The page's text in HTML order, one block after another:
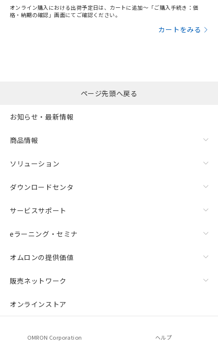
オンライン購入における出荷予定日は、カートに追加～「ご購入手続き：価
格・納期の確認」画面にてご確認ください。
カートをみる
ページ先頭へ戻る
お知らせ・最新情報
商品情報
ソリューション
ダウンロードセンタ
サービスサポート
eラーニング・セミナ
オムロンの提供価値
販売ネットワーク
オンラインストア
OMRON Corporation ヘルプ